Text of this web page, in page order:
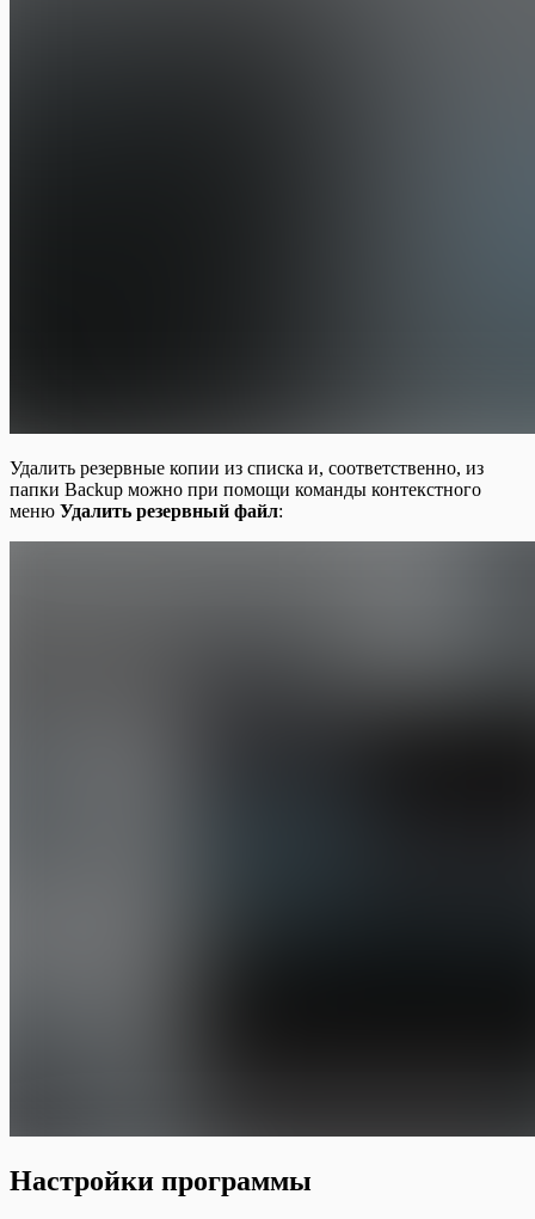
Удалить резервные копии из списка и, соответственно, из
папки Backup можно при помощи команды контекстного
меню Удалить резервный файл:
Настройки программы